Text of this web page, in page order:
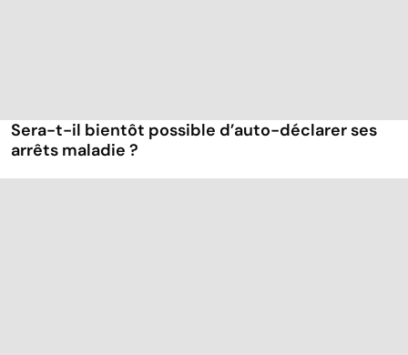
Sera-t-il bientôt possible d’auto-déclarer ses
arrêts maladie ?